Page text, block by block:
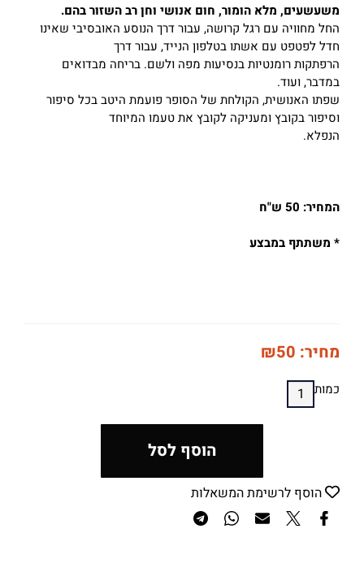
משעשעים, מלא הומור, חום אנושי וחן רב השזור בהם.
החל מחוויה עם רגל קרושה, עבור דרך הנוסע האובסיבי שאינו
חדל לפטפט עם אשתו בטלפון הנייד, עבור דרך
הרפתקות רומנטיות בנסיעות מפה ולשם. בריחה מבדואים
במדבר, ועוד.
שפתו האנושית, הקולחת של הסופר פועמת היטב בכל סיפור
וסיפור בקובץ ומעניקה לקובץ את טעמו המיוחד
הנפלא.
המחיר: 50 ש"ח
* משתתף במבצע
מחיר: ₪50
כמות
הוסף לסל
הוסף לרשימת המשאלות